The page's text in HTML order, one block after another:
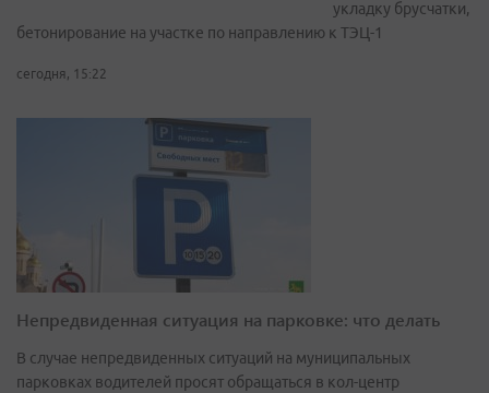
укладку брусчатки,
бетонирование на участке по направлению к ТЭЦ-1
сегодня, 15:22
Непредвиденная ситуация на парковке: что делать
В случае непредвиденных ситуаций на муниципальных
парковках водителей просят обращаться в кол-центр